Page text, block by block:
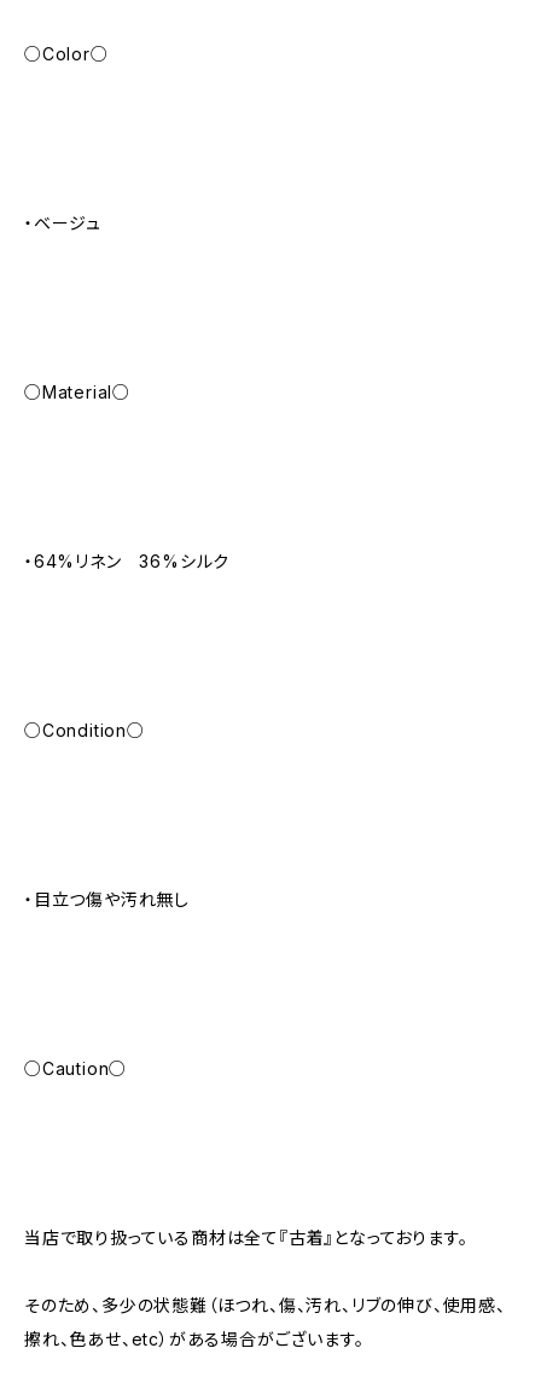
○Color○
・ベージュ
○Material○
・64%リネン 36%シルク
○Condition○
・目立つ傷や汚れ無し
○Caution○
当店で取り扱っている商材は全て『古着』となっております。
そのため、多少の状態難（ほつれ、傷、汚れ、リブの伸び、使用感、
擦れ、色あせ、etc）がある場合がございます。